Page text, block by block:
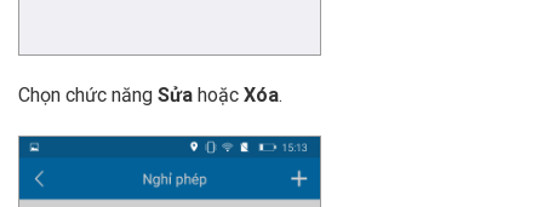
Chọn chức năng Sửa hoặc Xóa.